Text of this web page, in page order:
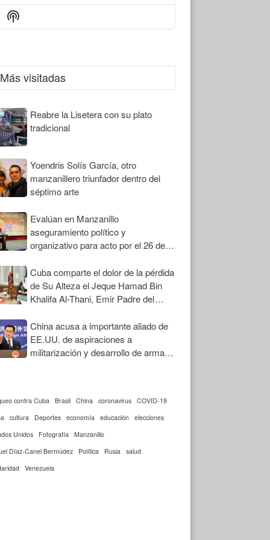
Episode
Episodes
Episode
Show
Podcast
Más visitadas
Reabre la Lisetera con su plato
tradicional
Yoendris Solís García, otro
manzanillero triunfador dentro del
séptimo arte
Evalúan en Manzanillo
aseguramiento político y
organizativo para acto por el 26 de
Cuba comparte el dolor de la pérdida
de Su Alteza el Jeque Hamad Bin
Khalifa Al-Thani, Emir Padre del
China acusa a importante aliado de
EE.UU. de aspiraciones a
militarización y desarrollo de armas
contra Cuba Brasil China coronavirus COVID-19
cultura Deportes economía educación elecciones
Unidos
Fotografía
Manzanillo
Díaz-Canel Bermúdez
Política Rusia
salud
Venezuela